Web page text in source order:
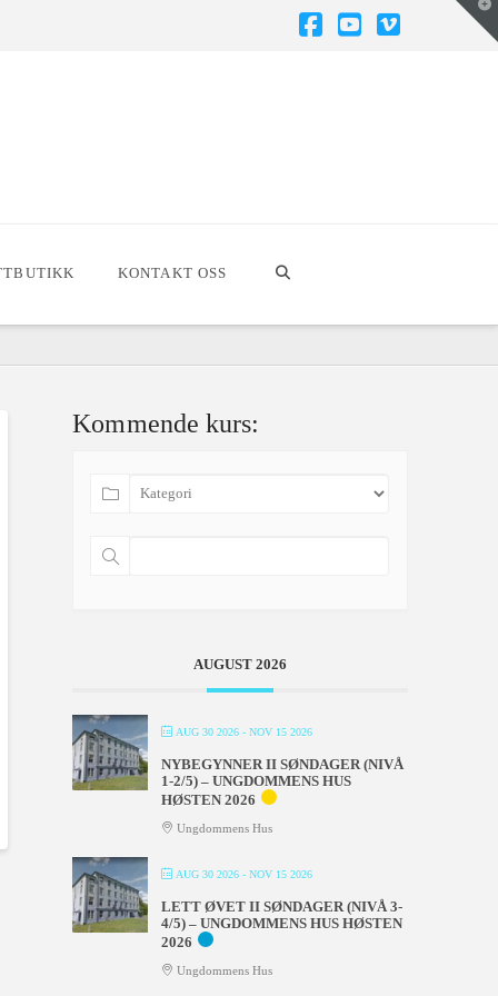
KONTAKT OSS
Kommende kurs:
AUGUST 2026
AUG 30 2026 - NOV 15 2026
NYBEGYNNER II SØNDAGER (NIVÅ
1-2/5) – UNGDOMMENS HUS
HØSTEN 2026
Ungdommens Hus
AUG 30 2026 - NOV 15 2026
LETT ØVET II SØNDAGER (NIVÅ 3-
4/5) – UNGDOMMENS HUS HØSTEN
2026
Ungdommens Hus